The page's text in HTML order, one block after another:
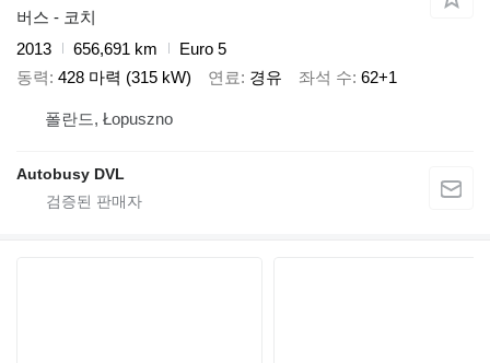
버스 - 코치
2013
656,691 km
Euro 5
동력 428 마력 (315 kW) 연료 경유 좌석 수 62+1
폴란드, Łopuszno
Autobusy DVL